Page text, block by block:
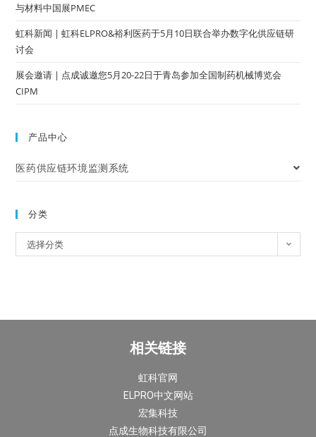
与材料中国展PMEC
虹科新闻 | 虹科ELPRO&裕利医药于5月10日联合举办数字化供应链研
讨会
展会邀请 | 点成诚邀您5月20-22日于青岛参加全国制药机械博览会
CIPM
产品中心
医药供应链环境监测系统
分类
选择分类
相关链接
虹科官网
ELPRO中文网站
宏集科技
点成生物科技有限公司